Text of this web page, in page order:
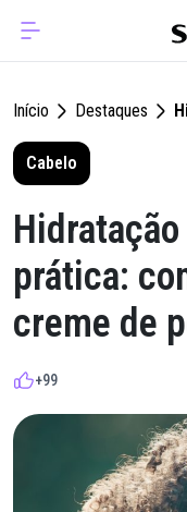
Início Destaques
Cabelo
prática:
creme de
+99